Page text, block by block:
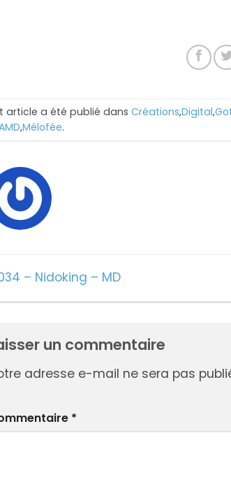
article a été publié dans Créations,Digital,
,Mélofée.
– Nidoking – MD
un commentaire
adresse e-mail ne sera pas
*